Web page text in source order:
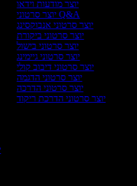
יוצר מודעות וידאו
יוצר סרטוני Q&A
יוצר סרטוני אנבוקסינג
יוצר סרטוני ביקורת
יוצר סרטוני בישול
יוצר סרטוני גיימינג
יוצר סרטוני דיבוב קולי
יוצר סרטוני הדגמה
יוצר סרטוני הדרכה
יוצר סרטוני הדרכת ריקוד